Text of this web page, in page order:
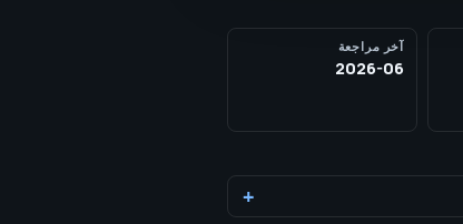
آخر مراجعة
2026-06